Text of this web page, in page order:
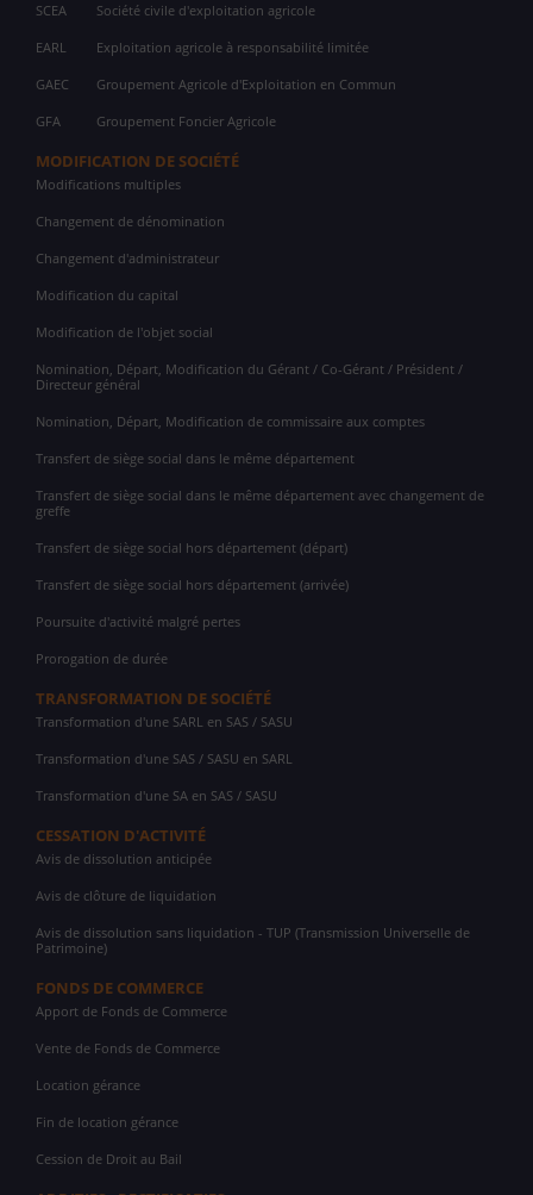
SCEA Société civile d'exploitation agricole
EARL Exploitation agricole à responsabilité limitée
GAEC Groupement Agricole d'Exploitation en Commun
GFA Groupement Foncier Agricole
MODIFICATION DE SOCIÉTÉ
Modifications multiples
Changement de dénomination
Changement d'administrateur
Modification du capital
Modification de l'objet social
Nomination, Départ, Modification du Gérant / Co-Gérant / Président /
Directeur général
Nomination, Départ, Modification de commissaire aux comptes
Transfert de siège social dans le même département
Transfert de siège social dans le même département avec changement de
greffe
Transfert de siège social hors département (départ)
Transfert de siège social hors département (arrivée)
Poursuite d'activité malgré pertes
Prorogation de durée
TRANSFORMATION DE SOCIÉTÉ
Transformation d'une SARL en SAS / SASU
Transformation d'une SAS / SASU en SARL
Transformation d'une SA en SAS / SASU
CESSATION D'ACTIVITÉ
Avis de dissolution anticipée
Avis de clôture de liquidation
Avis de dissolution sans liquidation - TUP (Transmission Universelle de
Patrimoine)
FONDS DE COMMERCE
Apport de Fonds de Commerce
Vente de Fonds de Commerce
Location gérance
Fin de location gérance
Cession de Droit au Bail